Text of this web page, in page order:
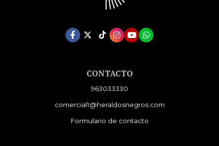
CONTACTO
963033330
comercial1@heraldosnegros.com
Formulario de contacto